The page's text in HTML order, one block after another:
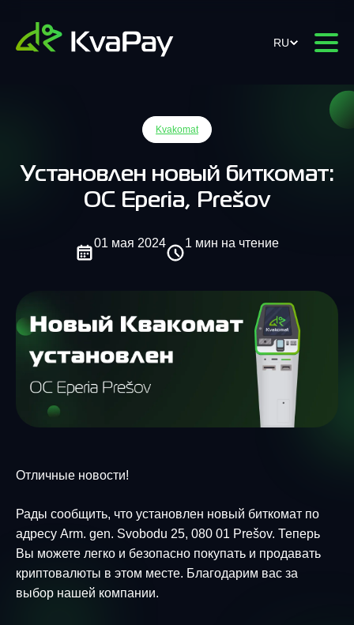
RU
Kvakomat
Установлен новый биткомат:
OC Eperia, Prešov
01 мая 2024 1 мин на чтение
Отличные новости!
Рады сообщить, что установлен новый биткомат по
адресу Arm. gen. Svobodu 25, 080 01 Prešov. Теперь
Вы можете легко и безопасно покупать и продавать
криптовалюты в этом месте. Благодарим вас за
выбор нашей компании.